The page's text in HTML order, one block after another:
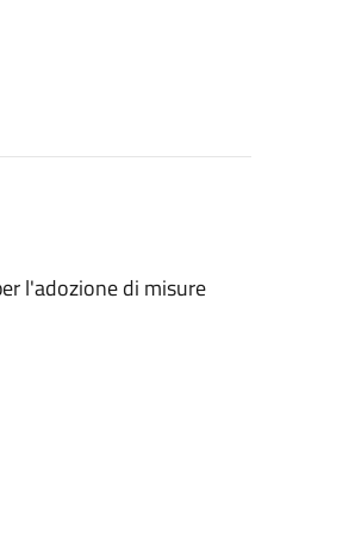
l'adozione di misure